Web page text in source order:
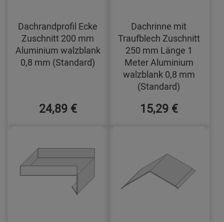
Dachrandprofil Ecke
Zuschnitt 200 mm
Aluminium walzblank
0,8 mm (Standard)
24,89 €
Dachrinne mit
Traufblech Zuschnitt
250 mm Länge 1
Meter Aluminium
walzblank 0,8 mm
(Standard)
15,29 €